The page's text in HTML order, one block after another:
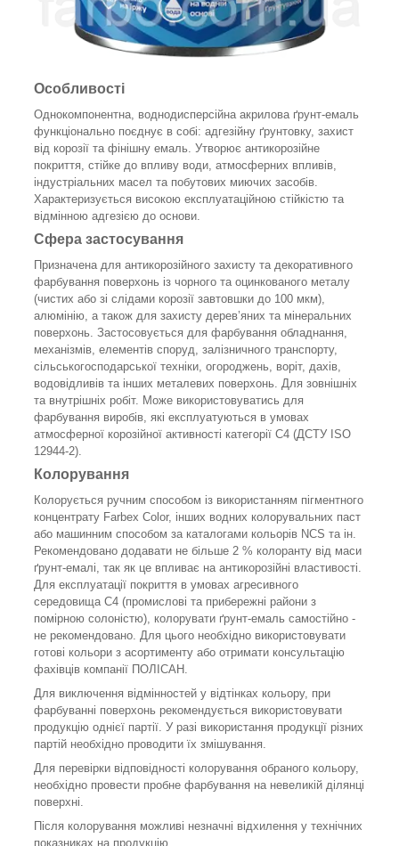
Особливості
Однокомпонентна, воднодисперсійна акрилова ґрунт-емаль
функціонально поєднує в собі: адгезійну ґрунтовку, захист
від корозії та фінішну емаль. Утворює антикорозійне
покриття, стійке до впливу води, атмосферних впливів,
індустріальних масел та побутових миючих засобів.
Характеризується високою експлуатаційною стійкістю та
відмінною адгезією до основи.
Сфера застосування
Призначена для антикорозійного захисту та декоративного
фарбування поверхонь із чорного та оцинкованого металу
(чистих або зі слідами корозії завтовшки до 100 мкм),
алюмінію, а також для захисту дерев’яних та мінеральних
поверхонь. Застосовується для фарбування обладнання,
механізмів, елементів споруд, залізничного транспорту,
сільськогосподарської техніки, огороджень, воріт, дахів,
водовідливів та інших металевих поверхонь. Для зовнішніх
та внутрішніх робіт. Може використовуватись для
фарбування виробів, які експлуатуються в умовах
атмосферної корозійної активності категорії С4 (ДСТУ ISO
12944-2).
Колорування
Колорується ручним способом із використанням пігментного
концентрату Farbex Color, інших водних колорувальних паст
або машинним способом за каталогами кольорів NCS та ін.
Рекомендовано додавати не більше 2 % колоранту від маси
ґрунт-емалі, так як це впливає на антикорозійні властивості.
Для експлуатації покриття в умовах агресивного
середовища С4 (промислові та прибережні райони з
помірною солоністю), колорувати ґрунт-емаль самостійно -
не рекомендовано. Для цього необхідно використовувати
готові кольори з асортименту або отримати консультацію
фахівців компанії ПОЛІСАН.
Для виключення відмінностей у відтінках кольору, при
фарбуванні поверхонь рекомендується використовувати
продукцію однієї партії. У разі використання продукції різних
партій необхідно проводити їх змішування.
Для перевірки відповідності колорування обраного кольору,
необхідно провести пробне фарбування на невеликій ділянці
поверхні.
Після колорування можливі незначні відхилення у технічних
показниках на продукцію.